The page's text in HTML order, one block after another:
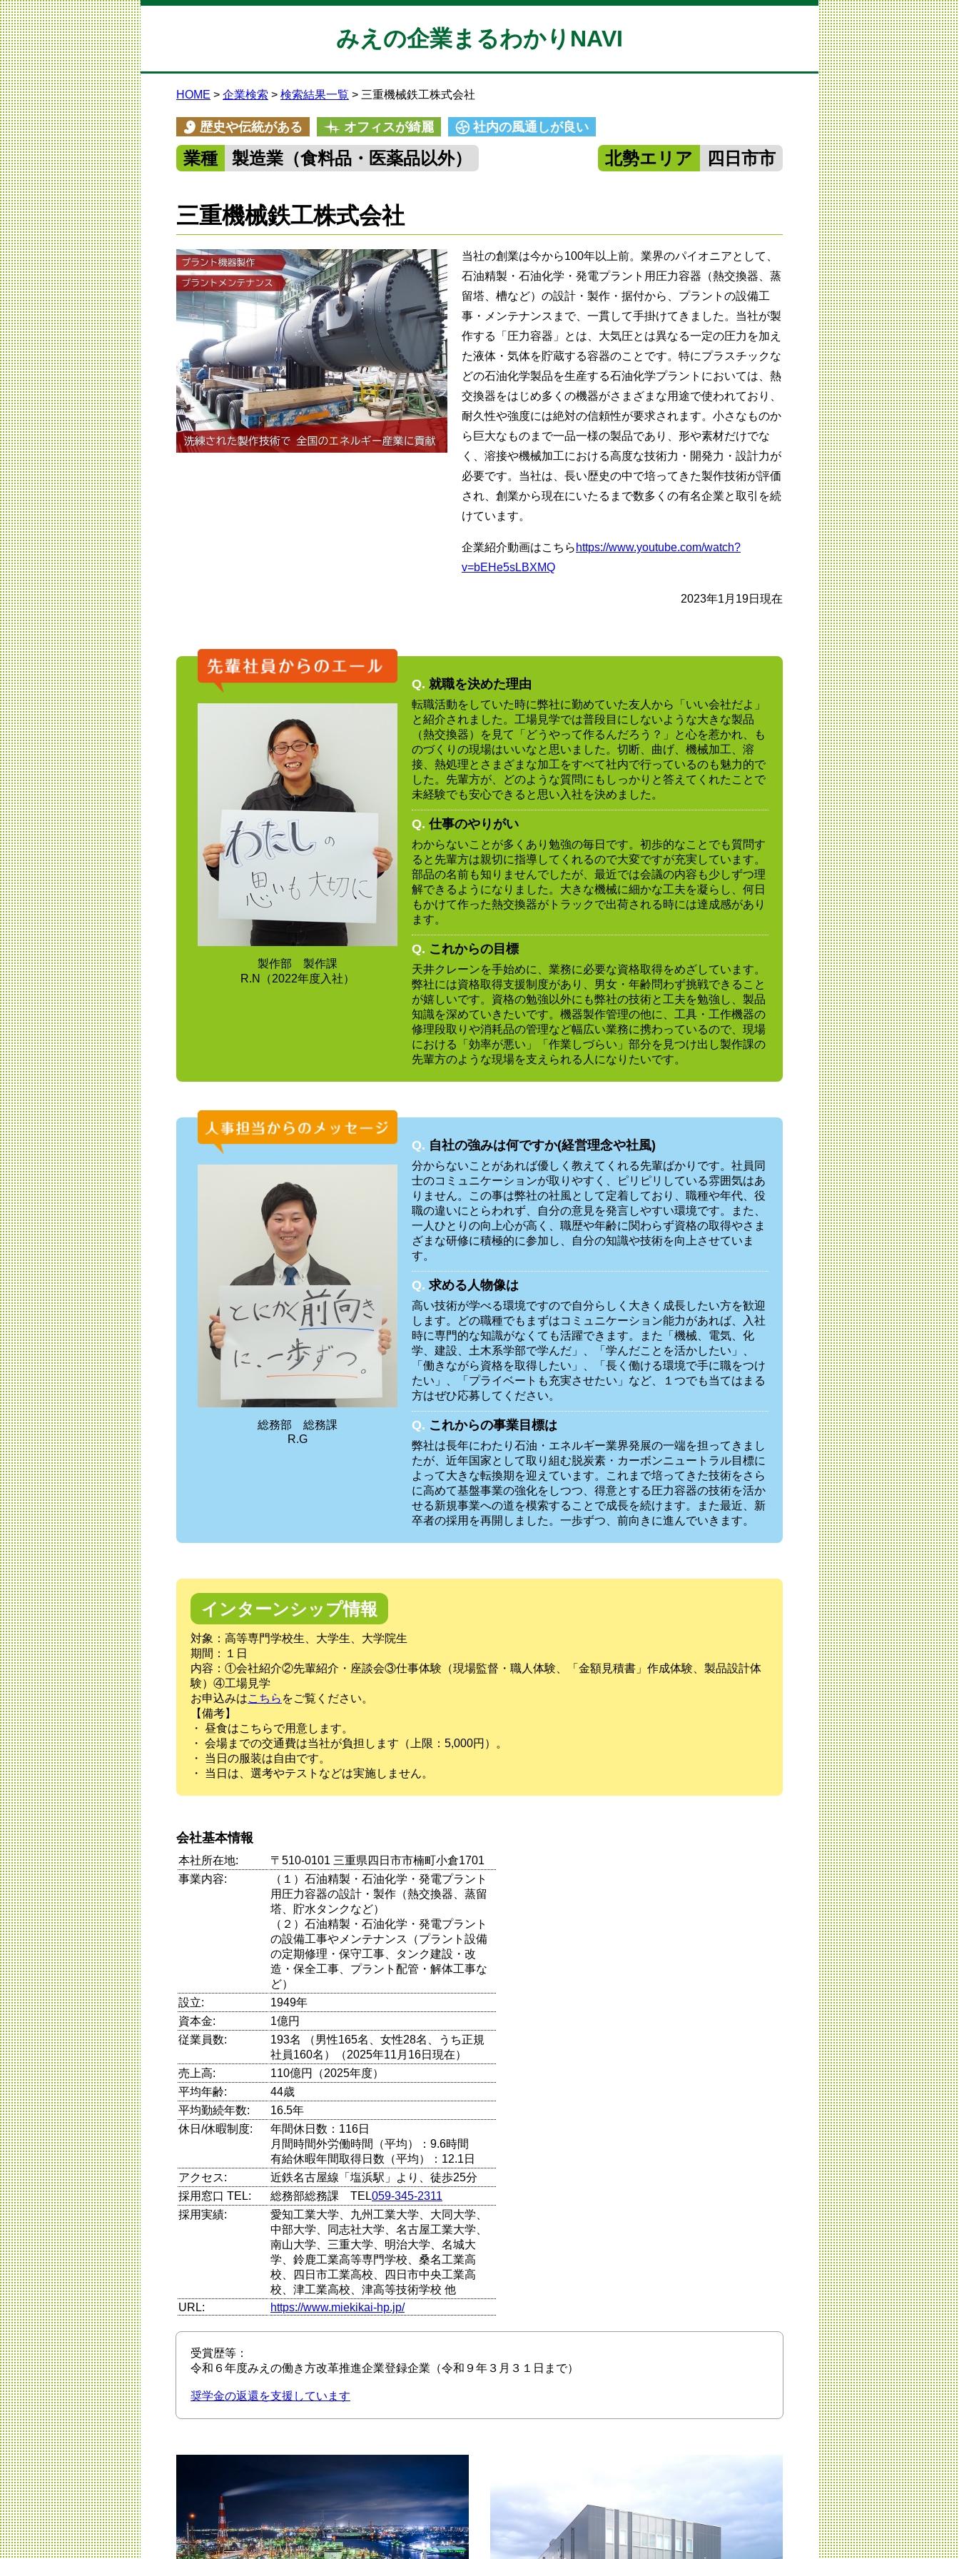
みえの企業まるわかりNAVI
HOME 企業検索 検索結果一覧 三重機械鉄工株式会社
歴史や伝統がある オフィスが綺麗 社内の風通しが良い
業種 製造業（食料品・医薬品以外） 北勢エリア 四日市市
三重機械鉄工株式会社
当社の創業は今から100年以上前。業界のパイオニアとして、
石油精製・石油化学・発電プラント用圧力容器（熱交換器、蒸
留塔、槽など）の設計・製作・据付から、プラントの設備工
事・メンテナンスまで、一貫して手掛けてきました。当社が製
作する「圧力容器」とは、大気圧とは異なる一定の圧力を加え
た液体・気体を貯蔵する容器のことです。特にプラスチックな
どの石油化学製品を生産する石油化学プラントにおいては、熱
交換器をはじめ多くの機器がさまざまな用途で使われており、
耐久性や強度には絶対の信頼性が要求されます。小さなものか
ら巨大なものまで一品一様の製品であり、形や素材だけでな
く、溶接や機械加工における高度な技術力・開発力・設計力が
必要です。当社は、長い歴史の中で培ってきた製作技術が評価
され、創業から現在にいたるまで数多くの有名企業と取引を続
けています。
企業紹介動画はこちら https://www.youtube.com/watch?
v=bEHe5sLBXMQ
2023年1月19日現在
製作部 製作課
R.N（2022年度入社）
Q. 就職を決めた理由
転職活動をしていた時に弊社に勤めていた友人から「いい会社だよ」
と紹介されました。工場見学では普段目にしないような大きな製品
（熱交換器）を見て「どうやって作るんだろう？」と心を惹かれ、も
のづくりの現場はいいなと思いました。切断、曲げ、機械加工、溶
接、熱処理とさまざまな加工をすべて社内で行っているのも魅力的で
した。先輩方が、どのような質問にもしっかりと答えてくれたことで
未経験でも安心できると思い入社を決めました。
Q. 仕事のやりがい
わからないことが多くあり勉強の毎日です。初歩的なことでも質問す
ると先輩方は親切に指導してくれるので大変ですが充実しています。
部品の名前も知りませんでしたが、最近では会議の内容も少しずつ理
解できるようになりました。大きな機械に細かな工夫を凝らし、何日
もかけて作った熱交換器がトラックで出荷される時には達成感があり
ます。
Q. これからの目標
天井クレーンを手始めに、業務に必要な資格取得をめざしています。
弊社には資格取得支援制度があり、男女・年齢問わず挑戦できること
が嬉しいです。資格の勉強以外にも弊社の技術と工夫を勉強し、製品
知識を深めていきたいです。機器製作管理の他に、工具・工作機器の
修理段取りや消耗品の管理など幅広い業務に携わっているので、現場
における「効率が悪い」「作業しづらい」部分を見つけ出し製作課の
先輩方のような現場を支えられる人になりたいです。
総務部 総務課
R.G
Q. 自社の強みは何ですか(経営理念や社風)
分からないことがあれば優しく教えてくれる先輩ばかりです。社員同
士のコミュニケーションが取りやすく、ピリピリしている雰囲気はあ
りません。この事は弊社の社風として定着しており、職種や年代、役
職の違いにとらわれず、自分の意見を発言しやすい環境です。また、
一人ひとりの向上心が高く、職歴や年齢に関わらず資格の取得やさま
ざまな研修に積極的に参加し、自分の知識や技術を向上させていま
す。
Q. 求める人物像は
高い技術が学べる環境ですので自分らしく大きく成長したい方を歓迎
します。どの職種でもまずはコミュニケーション能力があれば、入社
時に専門的な知識がなくても活躍できます。また「機械、電気、化
学、建設、土木系学部で学んだ」、「学んだことを活かしたい」、
「働きながら資格を取得したい」、「長く働ける環境で手に職をつけ
たい」、「プライベートも充実させたい」など、１つでも当てはまる
方はぜひ応募してください。
Q. これからの事業目標は
弊社は長年にわたり石油・エネルギー業界発展の一端を担ってきまし
たが、近年国家として取り組む脱炭素・カーボンニュートラル目標に
よって大きな転換期を迎えています。これまで培ってきた技術をさら
に高めて基盤事業の強化をしつつ、得意とする圧力容器の技術を活か
せる新規事業への道を模索することで成長を続けます。また最近、新
卒者の採用を再開しました。一歩ずつ、前向きに進んでいきます。
インターンシップ情報
対象：高等専門学校生、大学生、大学院生
期間：１日
内容：①会社紹介②先輩紹介・座談会③仕事体験（現場監督・職人体験、「金額見積書」作成体験、製品設計体
験）④工場見学
お申込みはこちら をご覧ください。
【備考】
・ 昼食はこちらで用意します。
・ 会場までの交通費は当社が負担します（上限：5,000円）。
・ 当日の服装は自由です。
・ 当日は、選考やテストなどは実施しません。
会社基本情報
本社所在地:
〒510-0101 三重県四日市市楠町小倉1701
事業内容:
（１）石油精製・石油化学・発電プラント
用圧力容器の設計・製作（熱交換器、蒸留
塔、貯水タンクなど）
（２）石油精製・石油化学・発電プラント
の設備工事やメンテナンス（プラント設備
の定期修理・保守工事、タンク建設・改
造・保全工事、プラント配管・解体工事な
ど）
設立:
1949年
資本金:
1億円
従業員数:
193名 （男性165名、女性28名、うち正規
社員160名）（2025年11月16日現在）
売上高:
110億円（2025年度）
平均年齢:
44歳
平均勤続年数:
16.5年
休日/休暇制度:
年間休日数：116日
月間時間外労働時間（平均）：9.6時間
有給休暇年間取得日数（平均）：12.1日
アクセス:
近鉄名古屋線「塩浜駅」より、徒歩25分
採用窓口 TEL:
総務部総務課 TEL059-345-2311
採用実績:
愛知工業大学、九州工業大学、大同大学、
中部大学、同志社大学、名古屋工業大学、
南山大学、三重大学、明治大学、名城大
学、鈴鹿工業高等専門学校、桑名工業高
校、四日市工業高校、四日市中央工業高
校、津工業高校、津高等技術学校 他
URL:
https://www.miekikai-hp.jp/
受賞歴等：
令和６年度みえの働き方改革推進企業登録企業（令和９年３月３１日まで）
奨学金の返還を支援しています